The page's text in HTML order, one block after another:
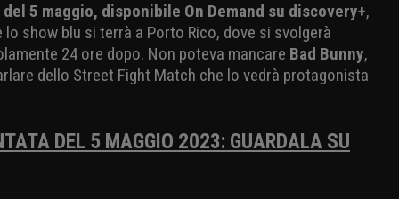
5 maggio, disponibile On Demand su discovery+,
lo show blu si terrà a Porto Rico, dove si svolgerà
24 ore dopo. Non poteva mancare Bad Bunny,
dello Street Fight Match che lo vedrà protagonista
DEL 5 MAGGIO 2023: GUARDALA SU